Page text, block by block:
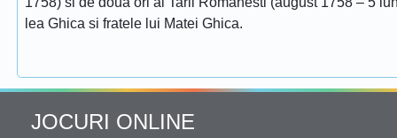
lea Ghica si fratele lui Matei Ghica.
JOCURI ONLINE